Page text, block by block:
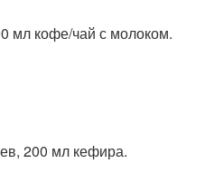
мл кофе/чай с молоком.
200 мл кефира.